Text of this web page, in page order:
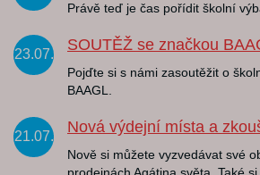
Právě teď je čas pořídit školní
23.07.
SOUTĚŽ se značkou
Pojďte si s námi zasoutěžit o
BAAGL.
21.07.
Nová výdejní místa a
Nově si můžete vyzvedávat své